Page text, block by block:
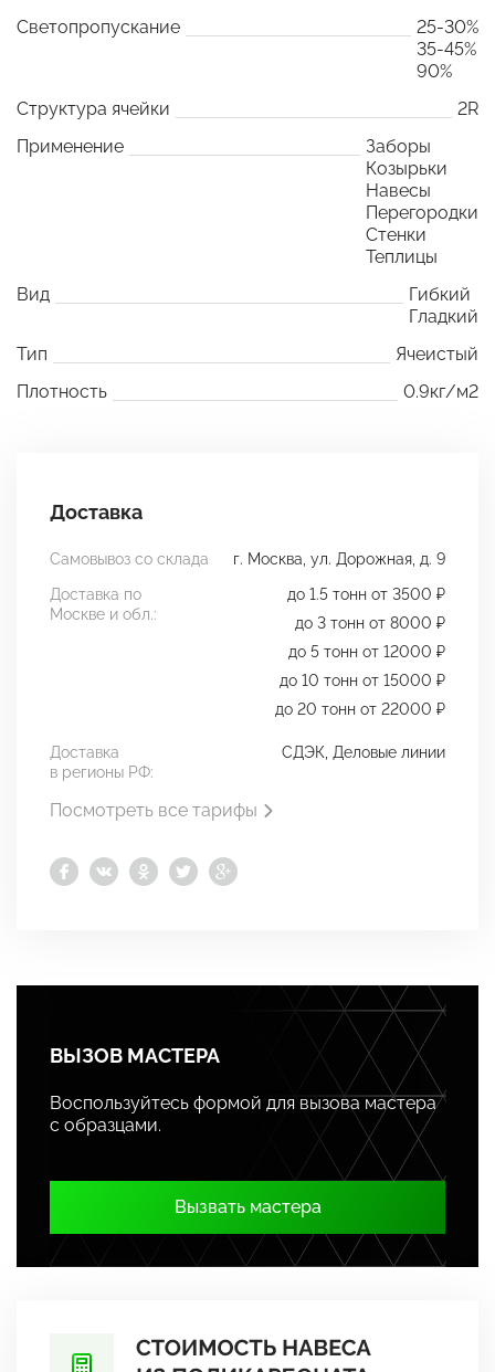
Светопропускание
25-30%
35-45%
90%
Структура ячейки
2R
Применение
Заборы
Козырьки
Навесы
Перегородки
Стенки
Теплицы
Вид
Гибкий
Гладкий
Тип
Ячеистый
Плотность
0.9кг/м2
Доставка
Самовывоз со склада
г. Москва, ул. Дорожная, д. 9
Доставка по
Москве и обл.:
до 1.5 тонн от 3500 ₽
до 3 тонн от 8000 ₽
до 5 тонн от 12000 ₽
до 10 тонн от 15000 ₽
до 20 тонн от 22000 ₽
Доставка
в регионы РФ:
СДЭК, Деловые линии
Посмотреть все тарифы
ВЫЗОВ МАСТЕРА
Воспользуйтесь формой для вызова мастера
с образцами.
Вызвать мастера